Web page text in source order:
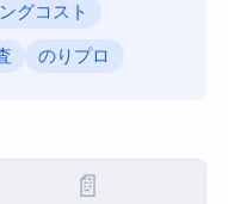
グコスト
のりプロ
📄